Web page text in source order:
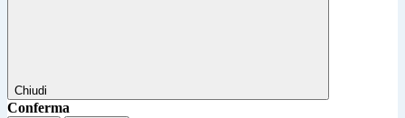
Chiudi
Conferma